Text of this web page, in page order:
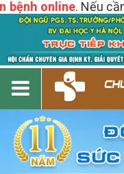
online . Nếu cần